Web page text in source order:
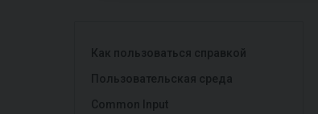
Как пользоваться справкой
Пользовательская среда
Common Input